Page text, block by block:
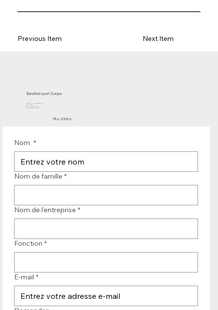
Next Item
Previous Item
Bandtransport Europe
Plus d'infos :
Nom *
Nom de famille *
Nom de l'entreprise *
Fonction *
E-mail *